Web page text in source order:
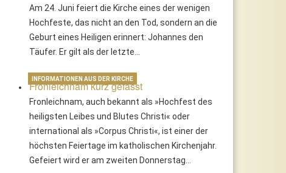
Am 24. Juni feiert die Kirche eines der wenigen
Hochfeste, das nicht an den Tod, sondern an die
Geburt eines Heiligen erinnert: Johannes den
Täufer. Er gilt als der letzte…
Fronleichnam kurz gefasst
Fronleichnam, auch bekannt als »Hochfest des
heiligsten Leibes und Blutes Christi« oder
international als »Corpus Christi«, ist einer der
höchsten Feiertage im katholischen Kirchenjahr.
Gefeiert wird er am zweiten Donnerstag…
INFORMATIONEN AUS DER KIRCHE